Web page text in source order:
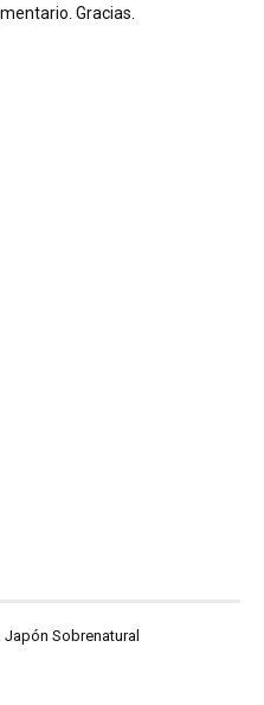
Gracias.
Japón Sobrenatural